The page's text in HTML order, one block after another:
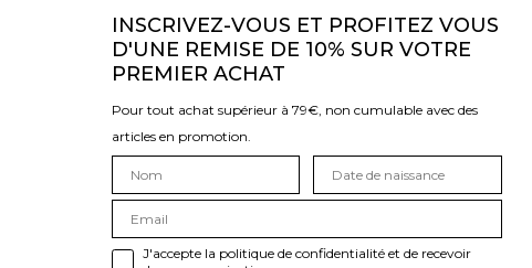
INSCRIVEZ-VOUS ET PROFITEZ VOUS
D'UNE REMISE DE 10% SUR VOTRE
PREMIER ACHAT
Pour tout achat supérieur à 79€, non cumulable avec des
articles en promotion.
J'accepte la politique de confidentialité et de recevoir